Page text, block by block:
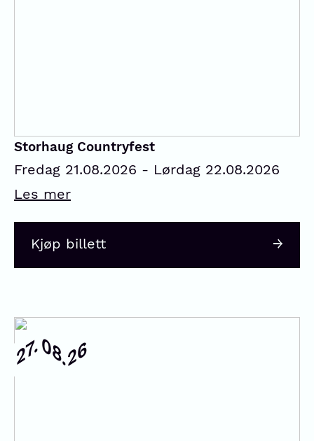
Storhaug Countryfest
Fredag 21.08.2026 - Lørdag 22.08.2026
Les mer
Kjøp billett
27.08.26